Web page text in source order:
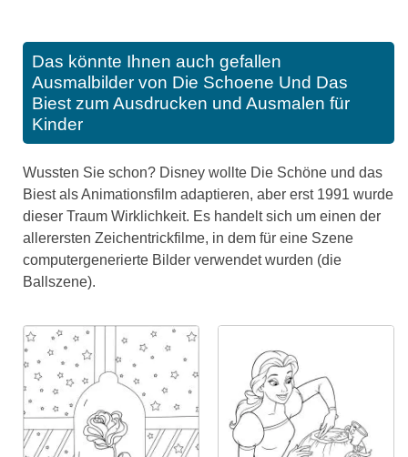
Das könnte Ihnen auch gefallen
Ausmalbilder von Die Schoene Und Das
Biest zum Ausdrucken und Ausmalen für
Kinder
Wussten Sie schon? Disney wollte Die Schöne und das
Biest als Animationsfilm adaptieren, aber erst 1991 wurde
dieser Traum Wirklichkeit. Es handelt sich um einen der
allerersten Zeichentrickfilme, in dem für eine Szene
computergenerierte Bilder verwendet wurden (die
Ballszene).